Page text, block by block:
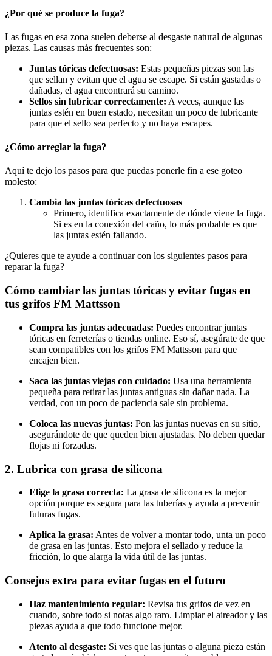
¿Por qué se produce la fuga?
Las fugas en esa zona suelen deberse al desgaste natural de algunas
piezas. Las causas más frecuentes son:
Juntas tóricas defectuosas: Estas pequeñas piezas son las
que sellan y evitan que el agua se escape. Si están gastadas o
dañadas, el agua encontrará su camino.
Sellos sin lubricar correctamente: A veces, aunque las
juntas estén en buen estado, necesitan un poco de lubricante
para que el sello sea perfecto y no haya escapes.
¿Cómo arreglar la fuga?
Aquí te dejo los pasos para que puedas ponerle fin a ese goteo
molesto:
Cambia las juntas tóricas defectuosas
Primero, identifica exactamente de dónde viene la fuga.
Si es en la conexión del caño, lo más probable es que
las juntas estén fallando.
¿Quieres que te ayude a continuar con los siguientes pasos para
reparar la fuga?
Cómo cambiar las juntas tóricas y evitar fugas en
tus grifos FM Mattsson
Compra las juntas adecuadas: Puedes encontrar juntas
tóricas en ferreterías o tiendas online. Eso sí, asegúrate de que
sean compatibles con los grifos FM Mattsson para que
encajen bien.
Saca las juntas viejas con cuidado: Usa una herramienta
pequeña para retirar las juntas antiguas sin dañar nada. La
verdad, con un poco de paciencia sale sin problema.
Coloca las nuevas juntas: Pon las juntas nuevas en su sitio,
asegurándote de que queden bien ajustadas. No deben quedar
flojas ni forzadas.
2. Lubrica con grasa de silicona
Elige la grasa correcta: La grasa de silicona es la mejor
opción porque es segura para las tuberías y ayuda a prevenir
futuras fugas.
Aplica la grasa: Antes de volver a montar todo, unta un poco
de grasa en las juntas. Esto mejora el sellado y reduce la
fricción, lo que alarga la vida útil de las juntas.
Consejos extra para evitar fugas en el futuro
Haz mantenimiento regular: Revisa tus grifos de vez en
cuando, sobre todo si notas algo raro. Limpiar el aireador y las
piezas ayuda a que todo funcione mejor.
Atento al desgaste: Si ves que las juntas o alguna pieza están